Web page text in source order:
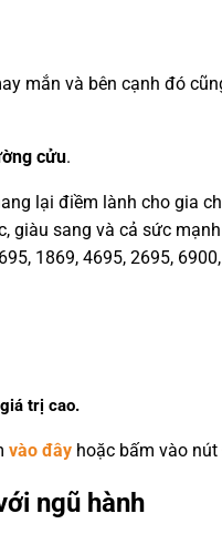
mắn và bên cạnh đó
cửu.
lại điềm lành cho gia
sang và cả sức
1869, 4695, 2695,
trị cao.
vào đây hoặc bấm vào nút
ngũ hành